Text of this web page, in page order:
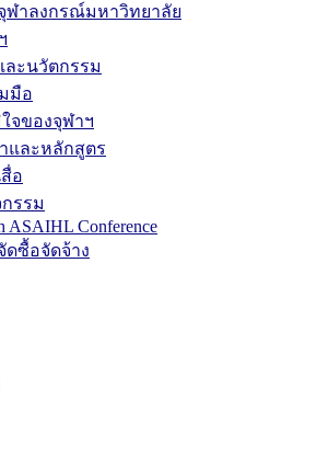
ฬาลงกรณ์มหาวิทยาลัย
ละนวัตกรรม
มือ
จของจุฬาฯ
และหลักสูตร
อ
รรม
ASAIHL Conference
ดซื้อจัดจ้าง